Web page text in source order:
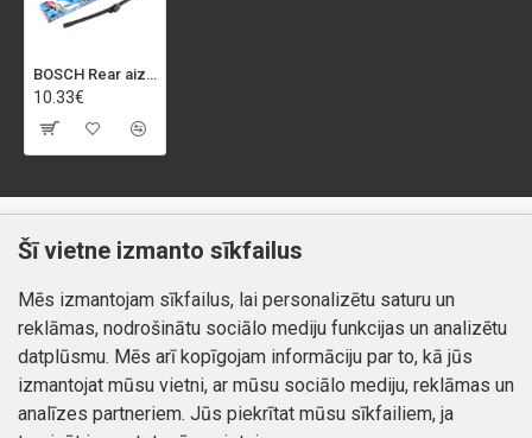
BOSCH Rear aizmugurējā auto logu slotiņa, 400mm
10.33€
Klientiem
Kontakti
Preču atgriešana
Mans profils
Mans profils
Pasūtījumi
Piegāde un apmaksa
Atteikuma tiesības
Privātuma politika
Kontakti
Šī vietne izmanto sīkfailus
Mēs izmantojam sīkfailus, lai personalizētu saturu un
reklāmas, nodrošinātu sociālo mediju funkcijas un analizētu
datplūsmu. Mēs arī kopīgojam informāciju par to, kā jūs
izmantojat mūsu vietni, ar mūsu sociālo mediju, reklāmas un
analīzes partneriem. Jūs piekrītat mūsu sīkfailiem, ja